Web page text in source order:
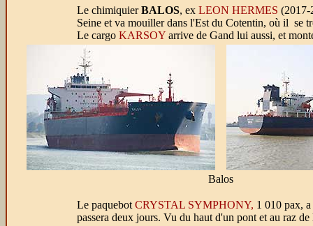
Le chimiquierBALOS, ex LEON HERMES (2017-
Seine et va mouiller dans l'Est du Cotentin, où il se
Le cargo KARSOY arrive de Gand lui aussi, et
Balos
Le paquebot CRYSTAL SYMPHONY, 1 010 pax,
passera deux jours. Vu du haut d'un pont et au raz de